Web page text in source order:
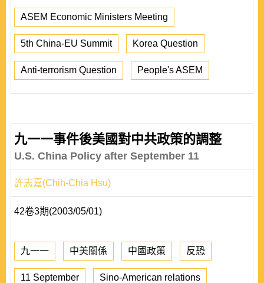
ASEM Economic Ministers Meeting
5th China-EU Summit Korea Question
Anti-terrorism Question People's ASEM
九一一事件後美國對中共政策的調整
U.S. China Policy after September 11
許志嘉(Chih-Chia Hsu)
42卷3期(2003/05/01)
九一一 中美關係 中國政策 反恐
11 September Sino-American relations